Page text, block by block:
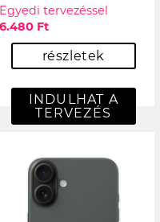
Egyedi tervezéssel
6.480 Ft
részletek
INDULHAT A
TERVEZÉS